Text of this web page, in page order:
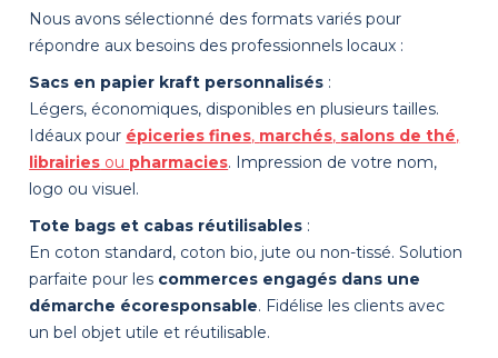
Nous avons sélectionné des formats variés pour
répondre aux besoins des professionnels locaux :
Sacs en papier kraft personnalisés :
Légers, économiques, disponibles en plusieurs tailles.
Idéaux pour épiceries fines, marchés, salons de thé,
librairies ou pharmacies. Impression de votre nom,
logo ou visuel.
Tote bags et cabas réutilisables :
En coton standard, coton bio, jute ou non-tissé. Solution
parfaite pour les commerces engagés dans une
démarche écoresponsable. Fidélise les clients avec
un bel objet utile et réutilisable.